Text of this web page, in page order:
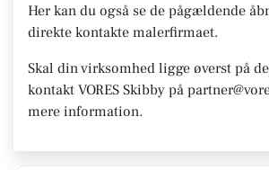
Her kan du også se de pågældende
direkte kontakte malerfirmaet.
Skal din virksomhed ligge øverst på
kontakt VORES Skibby på
mere information.